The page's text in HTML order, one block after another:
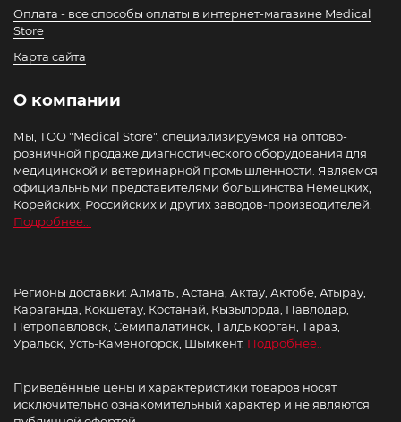
Оплата - все способы оплаты в интернет-магазине Medical
Store
Карта сайта
О компании
Мы, ТОО "Medical Store", специализируемся на оптово-
розничной продаже диагностического оборудования для
медицинской и ветеринарной промышленности. Являемся
официальными представителями большинства Немецких,
Корейских, Российских и других заводов-производителей.
Подробнее...
Регионы доставки: Алматы, Астана, Актау, Актобе, Атырау,
Караганда, Кокшетау, Костанай, Кызылорда, Павлодар,
Петропавловск, Семипалатинск, Талдыкорган, Тараз,
Уральск, Усть-Каменогорск, Шымкент. Подробнее..
Приведённые цены и характеристики товаров носят
исключительно ознакомительный характер и не являются